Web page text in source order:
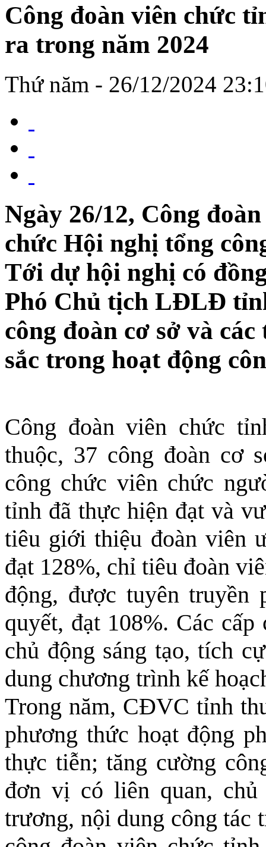
Công đoàn viên chức
ra trong năm 2024
Thứ năm - 26/12/2024
Ngày 26/12, Công
chức Hội nghị tổng
Tới dự hội nghị có
Phó Chủ tịch LĐLĐ
công đoàn cơ sở và
sắc trong hoạt động
Công đoàn viên chức
thuộc, 37 công đoàn cơ
công chức viên chức
tỉnh đã thực hiện đạt và
tiêu giới thiệu đoàn viên
đạt 128%, chỉ tiêu đoàn
động, được tuyên truyền
quyết, đạt 108%. Các
chủ động sáng tạo, tích
dung chương trình kế
Trong năm, CĐVC tỉnh
phương thức hoạt động
thực tiễn; tăng cường
đơn vị có liên quan,
trương, nội dung công tác